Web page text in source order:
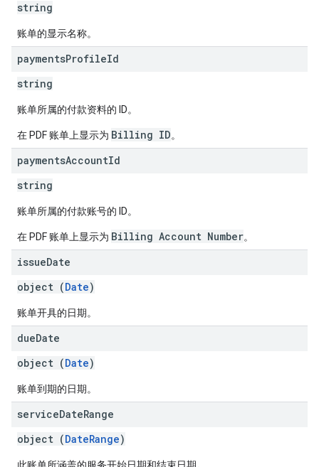
string
账单的显示名称。
paymentsProfileId
string
账单所属的付款资料的 ID。
在 PDF 账单上显示为 Billing ID。
paymentsAccountId
string
账单所属的付款账号的 ID。
在 PDF 账单上显示为 Billing Account Number。
issueDate
object (Date)
账单开具的日期。
dueDate
object (Date)
账单到期的日期。
serviceDateRange
object (DateRange)